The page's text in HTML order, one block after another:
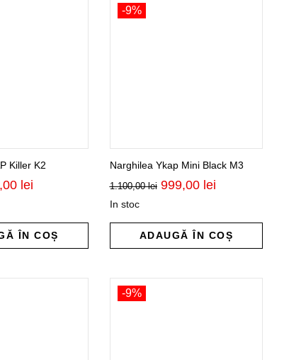
Killer K2
lei.
lei
499,00 lei.
ÎN COȘ
-9%
Narghilea Ykap Mini Black M3
1.100,00lei Prețul
fost:
1.100,00 lei.
999,00 leiPrețul
999,00 lei.
In stoc
ADAUGĂ ÎN COȘ
-9%